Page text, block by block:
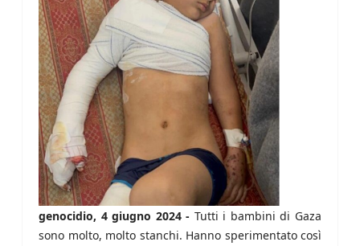
genocidio, 4 giugno 2024 - Tutti i bambini di Gaza
sono molto, molto stanchi. Hanno sperimentato così